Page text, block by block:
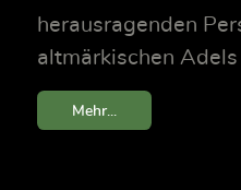
herausragenden
altmärkischen
Mehr...